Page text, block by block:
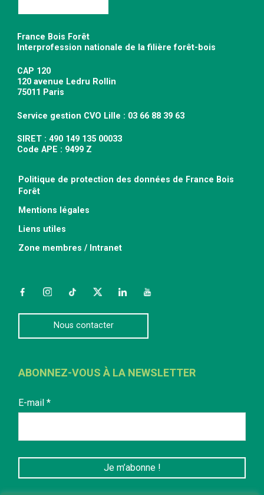
France Bois Forêt
Interprofession nationale de la filière forêt-bois
CAP 120
120 avenue Ledru Rollin
75011 Paris
Service gestion CVO Lille : 03 66 88 39 63
SIRET : 490 149 135 00033
Code APE : 9499 Z
Politique de protection des données de France Bois
Forêt
Mentions légales
Liens utiles
Zone membres / Intranet
FacebookInstagramTikTokTwitterLinkedInYouTube
Nous contacter
ABONNEZ-VOUS À LA NEWSLETTER
E-mail *